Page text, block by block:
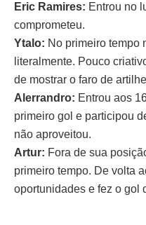
Eric Ramires: Entrou no
comprometeu.
Ytalo: No primeiro tempo
literalmente. Pouco
de mostrar o faro de
Alerrandro: Entrou aos
primeiro gol e participou
não aproveitou.
Artur: Fora de sua
primeiro tempo. De volta
oportunidades e fez o gol